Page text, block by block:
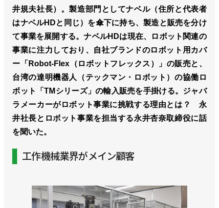
井規夫社長）。製造部門としてナベル（住所と代表者
はナベルHDと同じ）を傘下に持ち、製造と販売を分け
て事業を展開する。ナベルHDは現在、ロボット関連の
事業に注力しており、自社ブランドのロボット用カバ
ー「Robot-Flex（ロボットフレックス）」の販売と、
台湾の達明機器人（テックマン・ロボット）の協働ロ
ボット「TMシリーズ」の輸入販売を手掛ける。ジャバ
ラメーカーがロボット事業に挑戦する理由とは？ 永
井社長とロボット事業を担当する永井杏奈取締役に話
を聞いた。
工作機械業界がメイン顧客